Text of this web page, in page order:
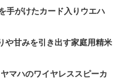
手がけたカード入りウエハ
甘みを引き出す家庭用精米
マハのワイヤレススピーカ